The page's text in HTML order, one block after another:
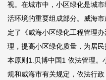
视。在城市中，小区绿化是城
活环境的重要组成部分。威海
定了《威海小区绿化工程管理
理，提高小区绿化质量，为居
本原则1. 贝博中国1 依法管理。
规和威海市有关规定，依法行